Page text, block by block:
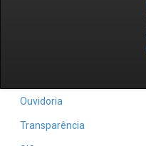
Ouvidoria
Transparência